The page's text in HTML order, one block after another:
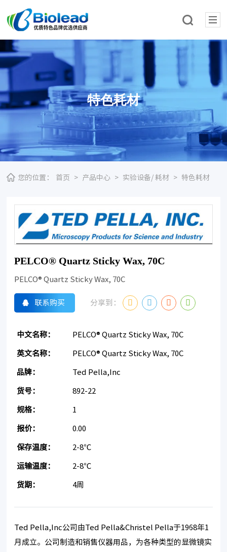
特色耗材
您的位置： 首页 > 产品中心 > 实验设备/ 耗材 > 特色耗材
PELCO® Quartz Sticky Wax, 70C
PELCO® Quartz Sticky Wax, 70C
联系购买 分享到：
中文名称： PELCO® Quartz Sticky Wax, 70C
英文名称： PELCO® Quartz Sticky Wax, 70C
品牌： Ted Pella,Inc
货号： 892-22
规格： 1
报价： 0.00
保存温度： 2-8℃
运输温度： 2-8℃
货期： 4周
Ted Pella,Inc公司由Ted Pella&Christel Pella于1968年1
月成立。公司制造和销售仪器用品，为各种类型的显微镜实